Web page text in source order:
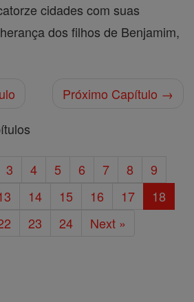
cidades com suas
dos filhos de Benjamim,
Próximo Capítulo →
3 4 5 6 7 8
9
14 15 16 17
18
23 24 Next »